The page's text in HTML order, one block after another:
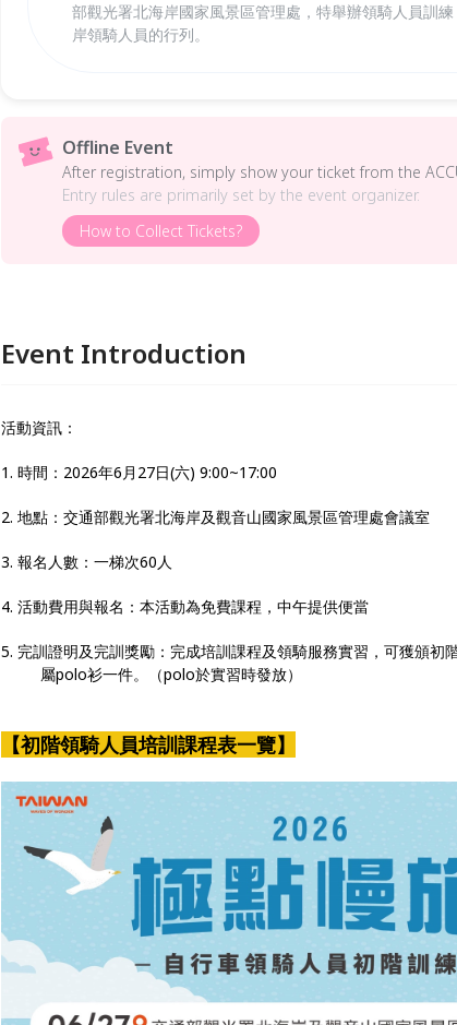
部觀光署北海岸國家風景區管理處，特舉辦領騎人員訓
岸領騎人員的行列。
Offline Event
After registration, simply show your ticket from the
Entry rules are primarily set by the event organizer.
How to Collect Tickets?
Event Introduction
活動資訊：
1. 時間：2026年6月27日(六) 9:00~17:00
2. 地點： 交通部觀光署北海岸及觀音山國家風景區管理處會議室
3. 報名人數：一梯次60人
4. 活動費用與報名：本活動為免費課程，中午提供便當
5. 完訓證明及完訓獎勵： 完成培訓課程及領騎服務實習，可獲頒初
屬polo衫一件。（polo於實習時發放）
【初階領騎人員培訓課程表一覽】